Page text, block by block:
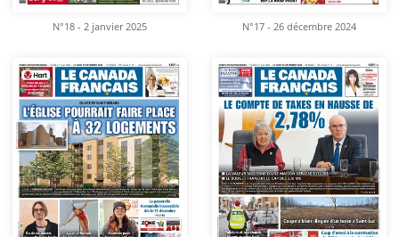
N°18 - 2 janvier 2025 N°17 - 26 décembre 2024